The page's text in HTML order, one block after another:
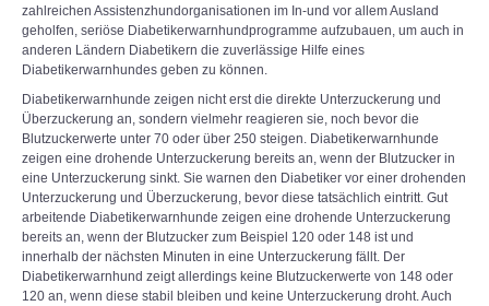
zahlreichen Assistenzhundorganisationen im In-und vor allem Ausland
geholfen, seriöse Diabetikerwarnhundprogramme aufzubauen, um auch in
anderen Ländern Diabetikern die zuverlässige Hilfe eines
Diabetikerwarnhundes geben zu können.
Diabetikerwarnhunde zeigen nicht erst die direkte Unterzuckerung und
Überzuckerung an, sondern vielmehr reagieren sie, noch bevor die
Blutzuckerwerte unter 70 oder über 250 steigen. Diabetikerwarnhunde
zeigen eine drohende Unterzuckerung bereits an, wenn der Blutzucker in
eine Unterzuckerung sinkt. Sie warnen den Diabetiker vor einer drohenden
Unterzuckerung und Überzuckerung, bevor diese tatsächlich eintritt. Gut
arbeitende Diabetikerwarnhunde zeigen eine drohende Unterzuckerung
bereits an, wenn der Blutzucker zum Beispiel 120 oder 148 ist und
innerhalb der nächsten Minuten in eine Unterzuckerung fällt. Der
Diabetikerwarnhund zeigt allerdings keine Blutzuckerwerte von 148 oder
120 an, wenn diese stabil bleiben und keine Unterzuckerung droht. Auch